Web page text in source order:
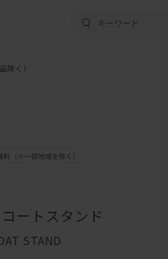
除く）
ートスタンド
STAND